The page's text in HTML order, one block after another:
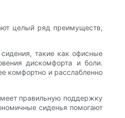
целый ряд преимуществ,
такие как офисные
дискомфорта и боли.
комфортно и расслабленно
правильную поддержку
сиденья помогают